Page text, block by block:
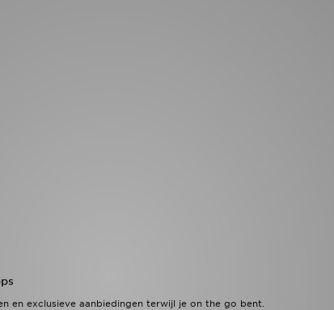
en exclusieve aanbiedingen terwijl je on the go bent.